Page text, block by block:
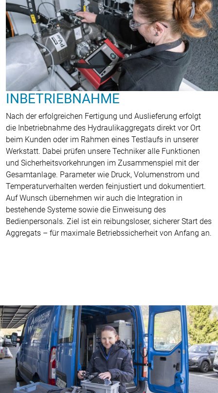
INBETRIEBNAHME
Nach der erfolgreichen Fertigung und Auslieferung erfolgt
die Inbetriebnahme des Hydraulikaggregats direkt vor Ort
beim Kunden oder im Rahmen eines Testlaufs in unserer
Werkstatt. Dabei prüfen unsere Techniker alle Funktionen
und Sicherheitsvorkehrungen im Zusammenspiel mit der
Gesamtanlage. Parameter wie Druck, Volumenstrom und
Temperaturverhalten werden feinjustiert und dokumentiert.
Auf Wunsch übernehmen wir auch die Integration in
bestehende Systeme sowie die Einweisung des
Bedienpersonals. Ziel ist ein reibungsloser, sicherer Start des
Aggregats – für maximale Betriebssicherheit von Anfang an.